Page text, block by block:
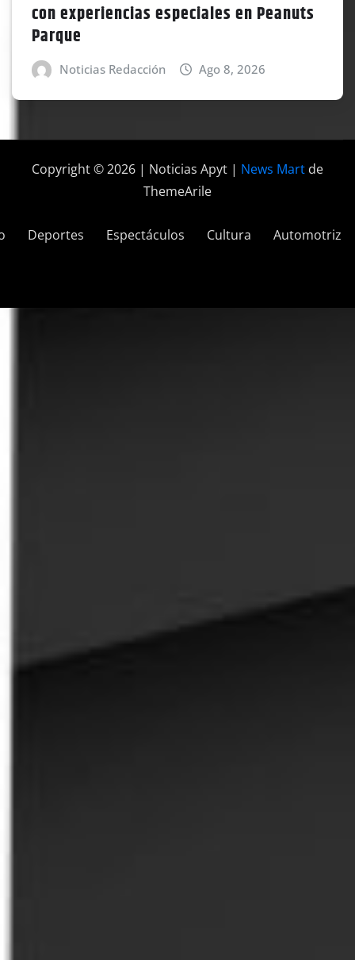
con experiencias especiales en Peanuts
Parque
Noticias Redacción Ago 8, 2026
Copyright © 2026 | Noticias Apyt | News Mart de
ThemeArile
Deportes Espectáculos Cultura Automotriz